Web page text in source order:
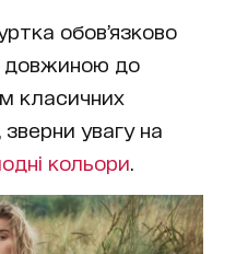
обов’язково
довжиною до
класичних
зверни увагу на
кольори